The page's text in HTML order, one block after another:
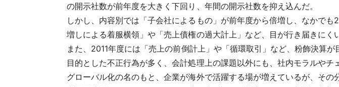
の開示社数が前年度を大きく下回り、年間の開示社数を抑え込んだ。
しかし、内容別では「子会社によるもの」が前年度から倍増し、なかで
増しによる着服横領」や「売上債権の過大計上」など、目が行き届きにく
また、2011年度には「売上の前倒計上」や「循環取引」など、粉飾決算
目的とした不正行為が多く、会計処理上の課題以外にも、社内モラルやチ
グローバル化の名のもと、企業が海外で活躍する場が増えているが、そ